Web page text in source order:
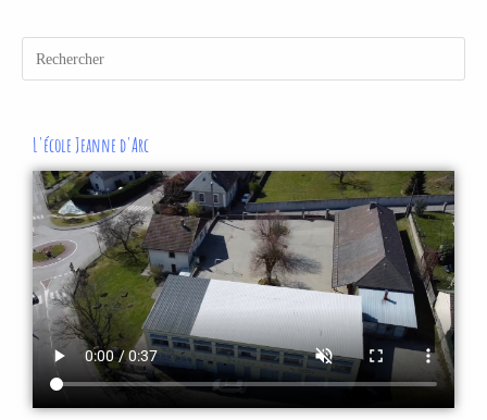
L'école Jeanne d'Arc